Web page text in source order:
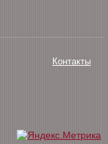
Контакты